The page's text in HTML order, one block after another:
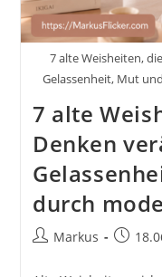
7 alte Weisheiten,
Gelassenheit, Mut
7 alte
Denken
durch
Beitrags-
Markus
Beitrag